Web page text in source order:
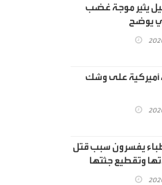
يثير موجة غضب
يوضح
أميركية على وشك
يفسرون سبب قتل
وتقطيع جثتها